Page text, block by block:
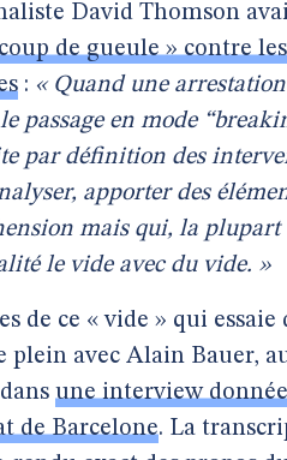
David Thomson
de gueule » contre les
: « Quand une
passage en mode
par définition des
apporter des
mais qui, la plupart
le vide avec du vide. »
de ce « vide » qui essaie
plein avec Alain Bauer,
une interview
de Barcelone. La